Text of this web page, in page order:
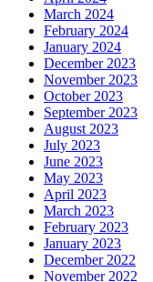
March 2024
February 2024
January 2024
December 2023
November 2023
October 2023
September 2023
August 2023
July 2023
June 2023
May 2023
April 2023
March 2023
February 2023
January 2023
December 2022
November 2022